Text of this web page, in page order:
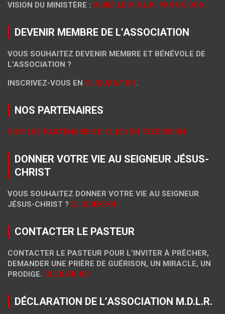
VISION DU MINISTÈRE : AIDER LE M.D.L.R. PAR UN DON
DEVENIR MEMBRE DE L’ASSOCIATION
VOUS SOUHAITEZ DEVENIR MEMBRE ET BÉNÉVOLE DE
L’ASSOCIATION ?
INSCRIVEZ-VOUS EN CLIQUANT ICI.
NOS PARTENAIRES
VOIR LES PARTENAIRES D’EL ELYÔN TÉLÉVISION.
DONNER VOTRE VIE AU SEIGNEUR JÉSUS-
CHRIST
VOUS SOUHAITEZ DONNER VOTRE VIE AU SEIGNEUR
JÉSUS-CHRIST ? CLIQUER-ICI.
CONTACTER LE PASTEUR
CONTACTER LE PASTEUR POUR L’INVITER À PRÊCHER,
DEMANDER UNE PRIÈRE DE GUÉRISON, UN MIRACLE, UN
PRODIGE. CLIQUER-ICI
DÉCLARATION DE L’ASSOCIATION M.D.L.R.